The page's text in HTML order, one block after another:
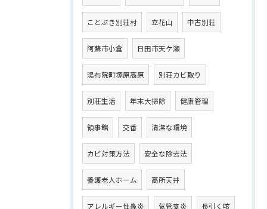
ことぶき別荘村 立花山 中古別荘
阿蘇市小倉 日田市天ケ瀬
湯布院町塚原高原 別荘カビ取り
別荘生活 年末大掃除 健康管理
領事館 交番 清潔な環境
カビ対策方法 安全な除去法
養護老人ホーム 高所天井
アレルギー性鼻炎 気管支炎 長引く咳